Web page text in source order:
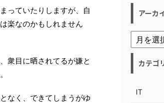
っていたりしますが、自
楽なのかもしれません
衆目に晒されてるが嫌と
なく、できてしまうがゆ
アーカ
カテゴ
IT